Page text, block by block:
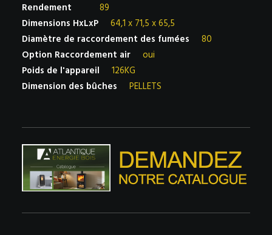
Rendement
89
Dimensions HxLxP
64,1 x 71,5 x 65,5
Diamètre de raccordement des fumées
80
Option Raccordement air
oui
Poids de l'appareil
126KG
Dimension des bûches
PELLETS